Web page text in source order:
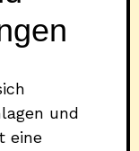
und
eine